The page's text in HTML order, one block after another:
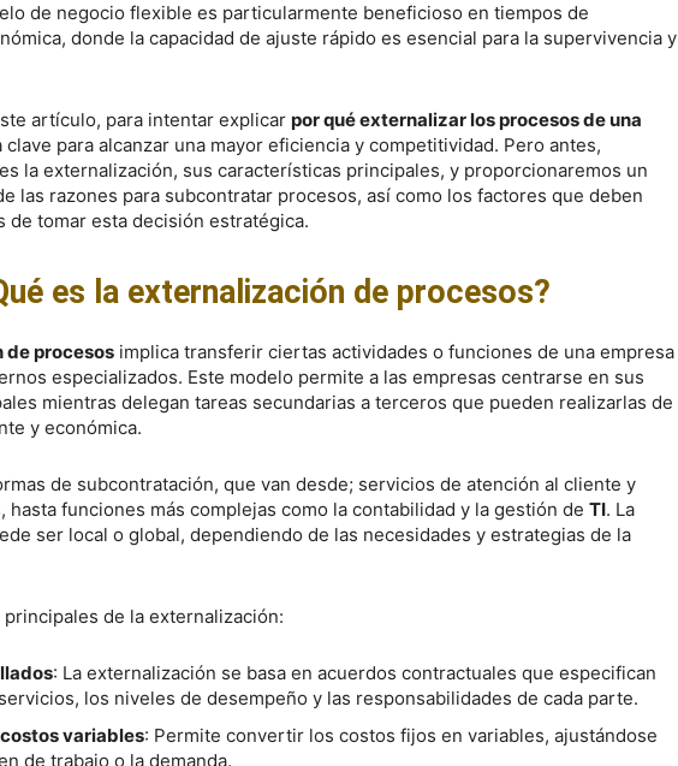
de negocio flexible es particularmente beneficioso en tiempos de
donde la capacidad de ajuste rápido es esencial para la supervivencia y
artículo, para intentar explicar por qué externalizar los procesos de una
clave para alcanzar una mayor eficiencia y competitividad. Pero antes,
la externalización, sus características principales, y proporcionaremos un
las razones para subcontratar procesos, así como los factores que deben
de tomar esta decisión estratégica.
es la externalización de procesos?
procesos implica transferir ciertas actividades o funciones de una empresa
especializados. Este modelo permite a las empresas centrarse en sus
mientras delegan tareas secundarias a terceros que pueden realizarlas de
y económica.
de subcontratación, que van desde; servicios de atención al cliente y
hasta funciones más complejas como la contabilidad y la gestión de TI. La
ser local o global, dependiendo de las necesidades y estrategias de la
de la externalización:
: La externalización se basa en acuerdos contractuales que especifican
los niveles de desempeño y las responsabilidades de cada parte.
variables: Permite convertir los costos fijos en variables, ajustándose
de trabajo o la demanda.